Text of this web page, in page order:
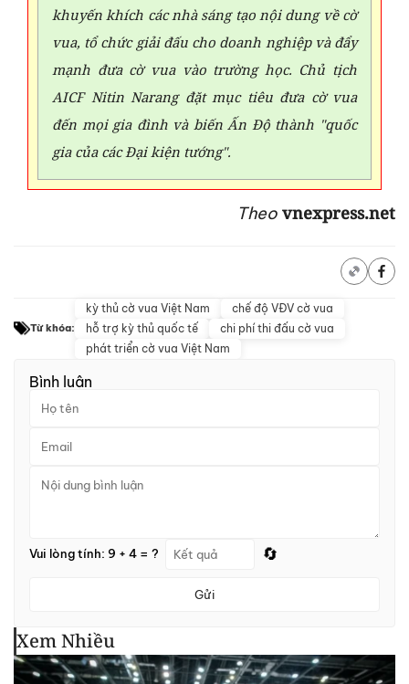
khuyến khích các nhà sáng tạo nội dung về cờ
vua, tổ chức giải đấu cho doanh nghiệp và đẩy
mạnh đưa cờ vua vào trường học. Chủ tịch
AICF Nitin Narang đặt mục tiêu đưa cờ vua
đến mọi gia đình và biến Ấn Độ thành "quốc
gia của các Đại kiện tướng".
Theo vnexpress.net
Từ khóa:
kỳ thủ cờ vua Việt Nam
chế độ VĐV cờ vua
hỗ trợ kỳ thủ quốc tế
chi phí thi đấu cờ vua
phát triển cờ vua Việt Nam
Bình luận
Vui lòng tính: 9 + 4 = ? 🔄
Gửi
Xem Nhiều